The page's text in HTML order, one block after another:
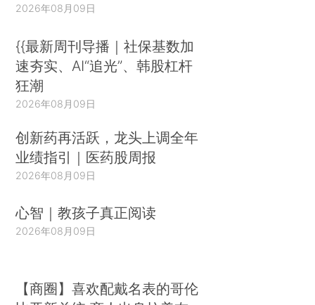
2026年08月09日
{{最新周刊导播｜社保基数加
速夯实、AI“追光”、韩股杠杆
狂潮
2026年08月09日
创新药再活跃，龙头上调全年
业绩指引｜医药股周报
2026年08月09日
心智｜教孩子真正阅读
2026年08月09日
【商圈】喜欢配戴名表的哥伦